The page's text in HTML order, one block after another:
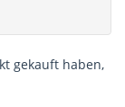
gekauft haben,